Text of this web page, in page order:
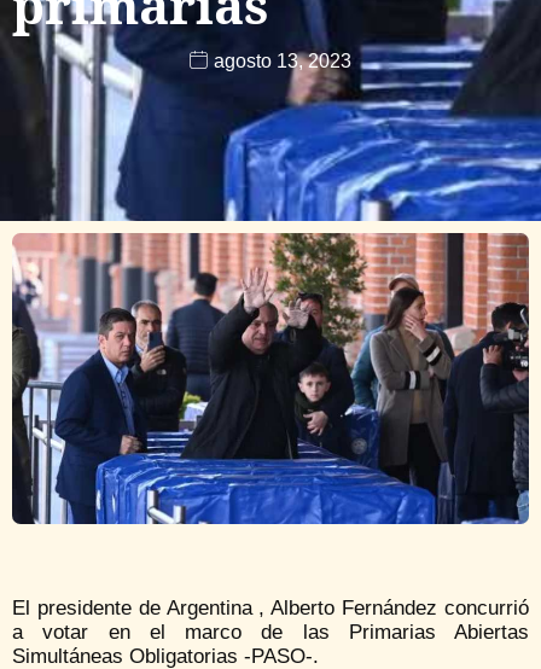
agosto 13, 2023
El presidente de Argentina , Alberto Fernández concurrió
a votar en el marco de las Primarias Abiertas
Simultáneas Obligatorias -PASO-.